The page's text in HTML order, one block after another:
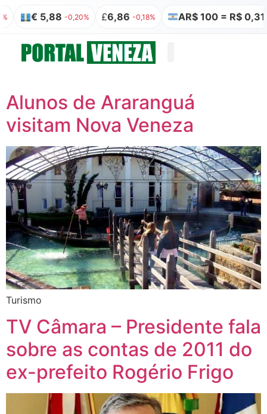
€ 5,88 -0,20% £ 6,86 -0,18% AR$ 100 = R$ 0,31 -
Alunos de Araranguá
visitam Nova Veneza
Turismo
TV Câmara – Presidente fala
sobre as contas de 2011 do
ex-prefeito Rogério Frigo